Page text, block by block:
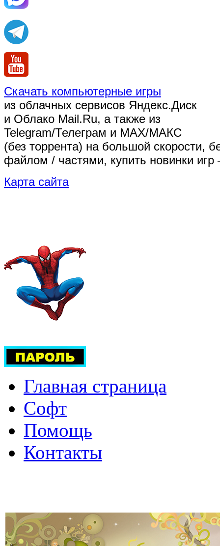
Скачать компьютерные игры
из облачных сервисов Яндекс.Диск
и Облако Mail.Ru, а также из
Telegram/Телеграм и MAX/МАКС
(без торрента) на большой скорости,
файлом / частями, купить новинки
Карта сайта
Главная страница
Софт
Помощь
Контакты